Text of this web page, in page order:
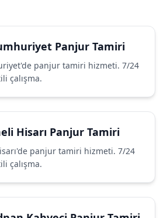
Panjur Tamiri
panjur tamiri hizmeti. 7/24
çalışma.
Hisarı Panjur Tamiri
panjur tamiri hizmeti. 7/24
çalışma.